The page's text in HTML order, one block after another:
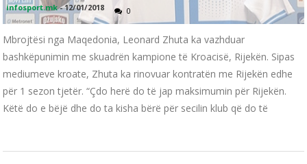
infosport.mk -12/01/2018 0
Mbrojtësi nga Maqedonia, Leonard Zhuta ka vazhduar
bashkëpunimin me skuadrën kampione të Kroacisë, Rijekën. Sipas
mediumeve kroate, Zhuta ka rinovuar kontratën me Rijekën edhe
për 1 sezon tjetër. “Çdo herë do të jap maksimumin për Rijekën.
Këtë do e bëjë dhe do ta kisha bërë për secilin klub që do të